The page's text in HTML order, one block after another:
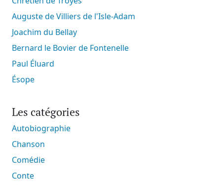
Auguste de Villiers de l'Isle-Adam
Joachim du Bellay
Bernard le Bovier de Fontenelle
Paul Éluard
Ésope
Les catégories
Autobiographie
Chanson
Comédie
Conte